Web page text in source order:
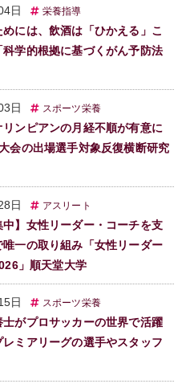
日 栄養指導
には、飲酒は「ひかえる」こ
学的根拠に基づくがん予防法
日 スポーツ栄養
リンピアンの月経不順が有意に
会の出場選手対象反復横断研究
日 アスリート
中】女性リーダー・コーチを支
一の取り組み「女性リーダー
」順天堂大学
日 スポーツ栄養
士がプロサッカーの世界で活躍
ミアリーグの選手やスタッフ